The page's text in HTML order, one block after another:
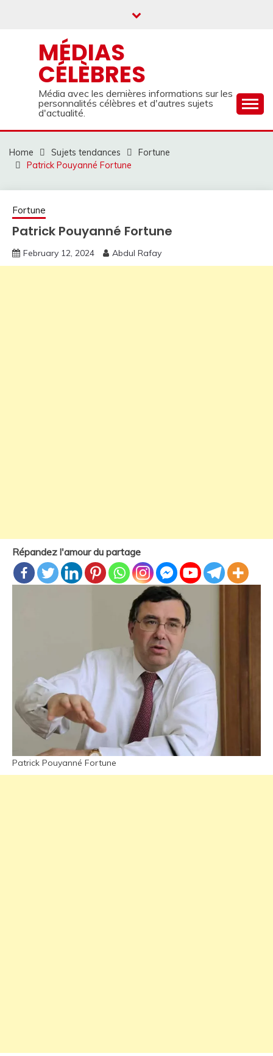
MÉDIAS
CÉLÈBRES
Média avec les dernières informations sur les
personnalités célèbres et d'autres sujets
d'actualité.
Home Sujets tendances
Fortune
Patrick Pouyanné Fortune
Fortune
Patrick Pouyanné Fortune
February 12, 2024 Abdul Rafay
Répandez l'amour du partage
Patrick Pouyanné Fortune